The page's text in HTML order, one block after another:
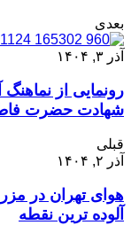
بعدی
آذر ۳, ۱۴۰۴
رونمایی از
شهادت حضرت
قبلی
آذر ۲, ۱۴۰۴
آلوده ترین نقطه